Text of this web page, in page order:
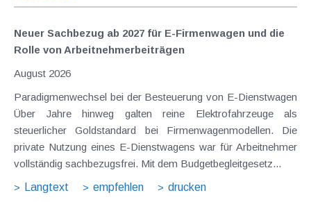
Neuer Sachbezug ab 2027 für E-Firmenwagen und die
Rolle von Arbeitnehmer​­beiträgen
August 2026
Paradigmenwechsel bei der Besteuerung von E-Dienstwagen
Über Jahre hinweg galten reine Elektrofahrzeuge als
steuerlicher Goldstandard bei Firmenwagenmodellen. Die
private Nutzung eines E-Dienstwagens war für Arbeitnehmer
vollständig sachbezugsfrei. Mit dem Budgetbegleitgesetz...
Langtext
empfehlen drucken